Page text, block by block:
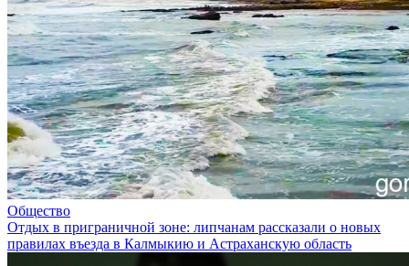
Общество
Отдых в приграничной зоне: липчанам рассказали о новых
правилах въезда в Калмыкию и Астраханскую область